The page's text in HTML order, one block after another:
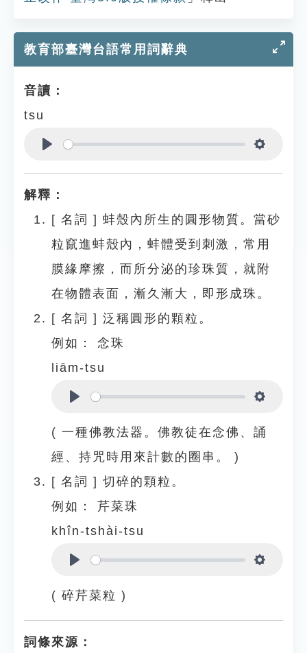
教育部臺灣台語常用詞辭典
音讀：
tsu
解釋：
[ 名詞 ] 蚌殼內所生的圓形物質。當砂
粒竄進蚌殼內，蚌體受到刺激，常用
膜緣摩擦，而所分泌的珍珠質，就附
在物體表面，漸久漸大，即形成珠。
[ 名詞 ] 泛稱圓形的顆粒。
例如：
念珠
liām-tsu
( 一種佛教法器。佛教徒在念佛、誦
經、持咒時用來計數的圈串。 )
[ 名詞 ] 切碎的顆粒。
例如：
芹菜珠
khîn-tshài-tsu
( 碎芹菜粒 )
詞條來源：